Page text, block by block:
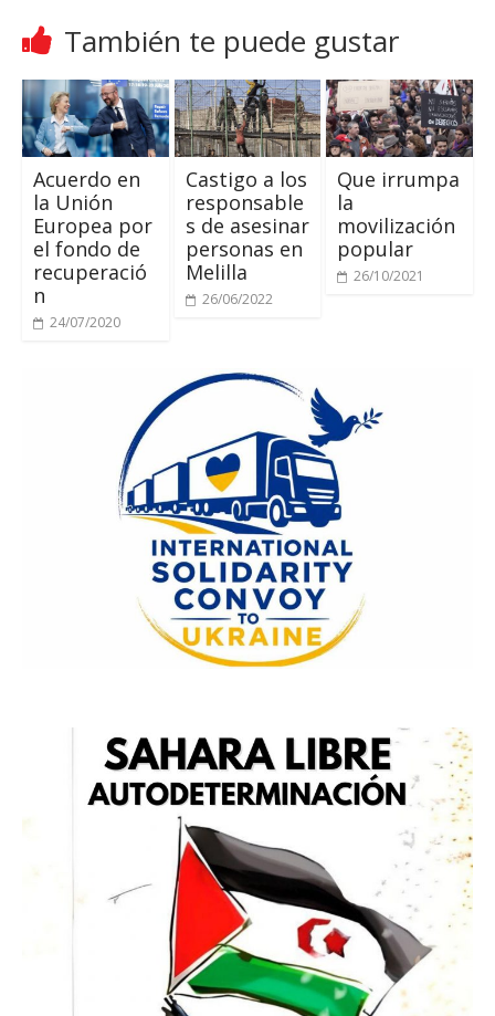
También te puede gustar
Acuerdo en
la Unión
Europea por
el fondo de
recuperació
n
24/07/2020
Castigo a los
responsable
s de asesinar
personas en
Melilla
26/06/2022
Que irrumpa
la
movilización
popular
26/10/2021